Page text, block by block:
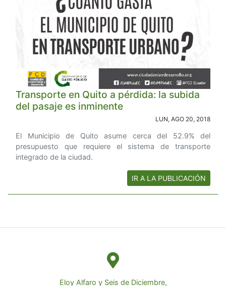
Transporte en Quito a pérdida: la subida
del pasaje es inminente
LUN, AGO 20, 2018
El Municipio de Quito asume cerca del 52.9% del
presupuesto que requiere el sistema de transporte
integrado de la ciudad.
IR A LA PUBLICACIÓN
Eloy Alfaro y Seis de Diciembre,